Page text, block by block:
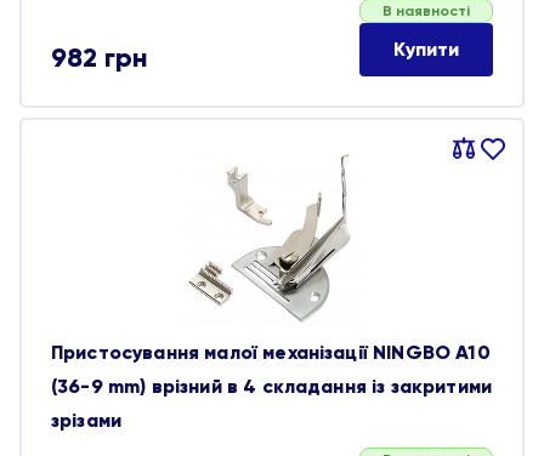
982 грн
В наявності
Купити
Порівняти
В
Пристосування малої механізації NINGBO A10
(36-9 mm) врізний в 4 складання із закритими
зрізами